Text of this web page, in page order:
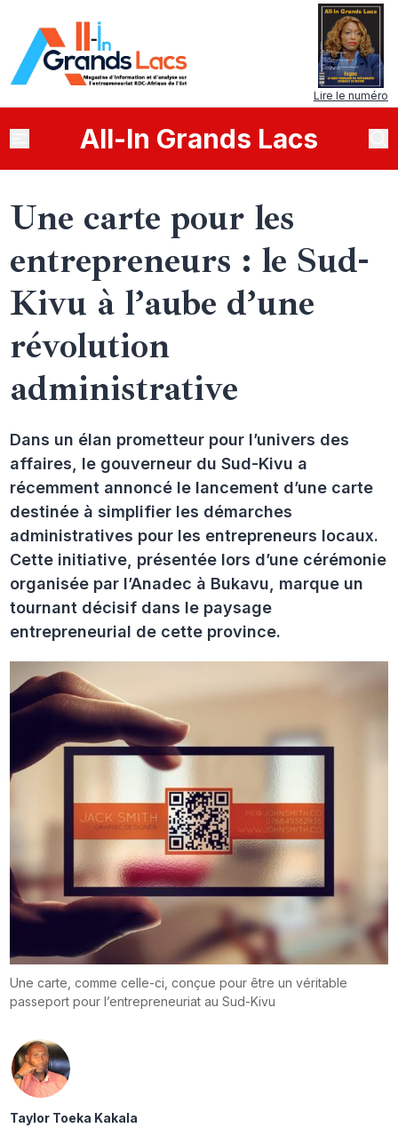
Lire le numéro
All-In Grands Lacs
Une carte pour les
entrepreneurs : le Sud-
Kivu à l’aube d’une
révolution
administrative
Dans un élan prometteur pour l’univers des
affaires, le gouverneur du Sud-Kivu a
récemment annoncé le lancement d’une carte
destinée à simplifier les démarches
administratives pour les entrepreneurs locaux.
Cette initiative, présentée lors d’une cérémonie
organisée par l’Anadec à Bukavu, marque un
tournant décisif dans le paysage
entrepreneurial de cette province.
Une carte, comme celle-ci, conçue pour être un véritable
passeport pour l’entrepreneuriat au Sud-Kivu
Taylor Toeka Kakala